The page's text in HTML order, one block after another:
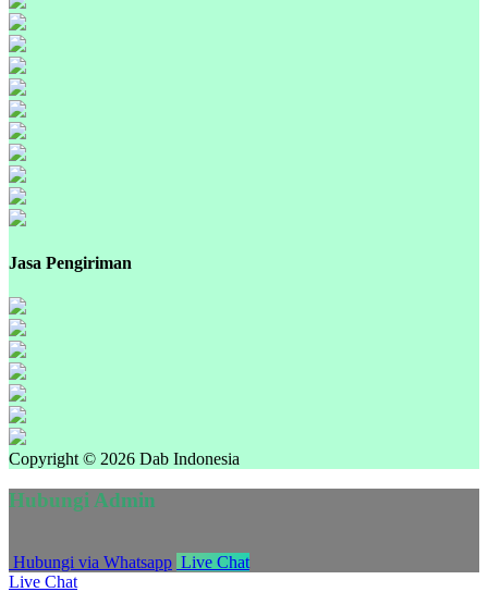
Jasa Pengiriman
Copyright © 2026 Dab Indonesia
Hubungi Admin
Hubungi via Whatsapp Live Chat
Live Chat